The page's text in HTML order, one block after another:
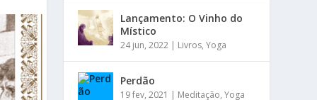
Lançamento: O Vinho do
Místico
24 jun, 2022 | Livros,Yoga
Perdão
19 fev, 2021 | Meditação,Yoga